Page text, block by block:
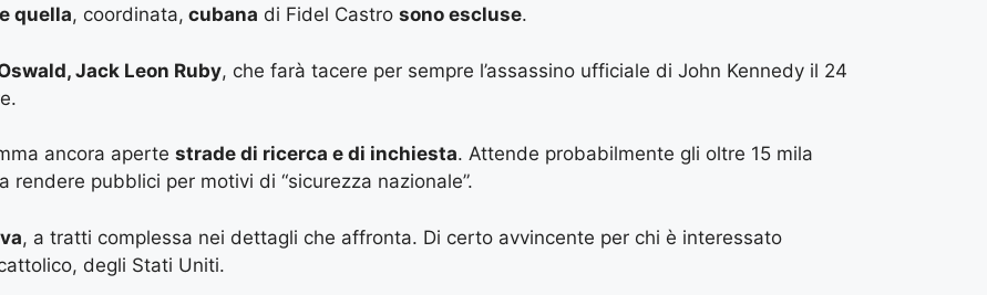
quella, coordinata, cubana di Fidel Castro sono escluse.
Jack Leon Ruby, che farà tacere per sempre l’assassino ufficiale di John Kennedy il 24
ancora aperte strade di ricerca e di inchiesta. Attende probabilmente gli oltre 15 mila
pubblici per motivi di “sicurezza nazionale”.
, a tratti complessa nei dettagli che affronta. Di certo avvincente per chi è interessato
degli Stati Uniti.